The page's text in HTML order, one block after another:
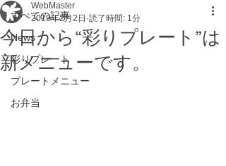
すべての記事
News
彩りプレート
プレートメニュー
お弁当
今日から“彩りプレート”は
新メニューです。
WebMaster
2019年2月2日 読了時間: 1分